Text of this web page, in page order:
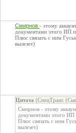
Смирнов - этому
документами этого ИП
Плюс связать с ним
вылезет)
Цитата (СпецТранс
Смирнов - этому
документами этого ИП
Плюс связать с ним
вылезет)